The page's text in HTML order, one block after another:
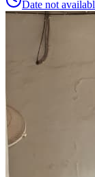
Date not